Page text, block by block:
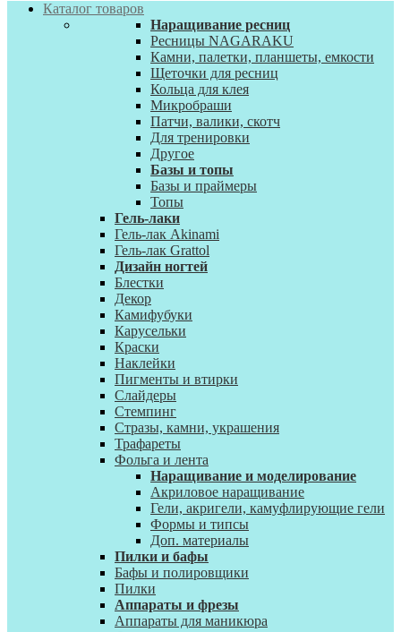
Каталог товаров
Наращивание ресниц
Ресницы NAGARAKU
Камни, палетки, планшеты, емкости
Щеточки для ресниц
Кольца для клея
Микробраши
Патчи, валики, скотч
Для тренировки
Другое
Базы и топы
Базы и праймеры
Топы
Гель-лаки
Гель-лак Akinami
Гель-лак Grattol
Дизайн ногтей
Блестки
Декор
Камифубуки
Карусельки
Краски
Наклейки
Пигменты и втирки
Слайдеры
Стемпинг
Стразы, камни, украшения
Трафареты
Фольга и лента
Наращивание и моделирование
Акриловое наращивание
Гели, акригели, камуфлирующие гели
Формы и типсы
Доп. материалы
Пилки и бафы
Бафы и полировщики
Пилки
Аппараты и фрезы
Аппараты для маникюра